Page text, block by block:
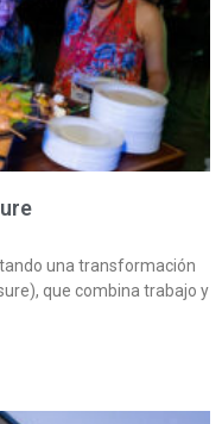
una transformación
que combina trabajo y